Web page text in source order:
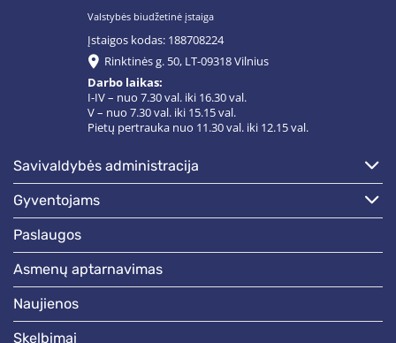
Valstybės biudžetinė įstaiga
Įstaigos kodas: 188708224
Rinktinės g. 50, LT-09318 Vilnius
Darbo laikas:
I-IV – nuo 7.30 val. iki 16.30 val.
V – nuo 7.30 val. iki 15.15 val.
Pietų pertrauka nuo 11.30 val. iki 12.15 val.
savivaldybės administracija
gyventojams
paslaugos
asmenų aptarnavimas
naujienos
skelbimai